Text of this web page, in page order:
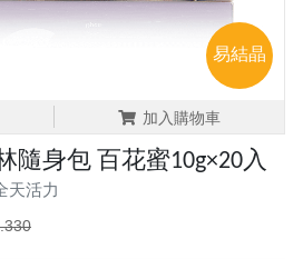
易結晶
加入購物車
隨身包 百花蜜10g×20入
天活力